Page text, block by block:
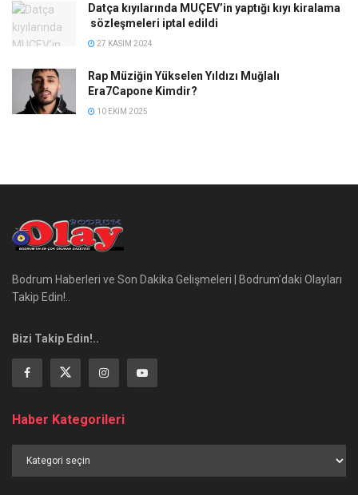
Datça kıyılarında MUÇEV’in yaptığı kıyı kiralama
sözleşmeleri iptal edildi
27 KASIM 2024
Rap Müziğin Yükselen Yıldızı Muğlalı
Era7Capone Kimdir?
10 EKIM 2025
Bodrum Haberleri ve Son Dakika Gelişmeleri | Bodrum’daki Olayları
Takip Edin!..
Bizi Takip Edin!..
Haber Kategorileri
Kategorileri